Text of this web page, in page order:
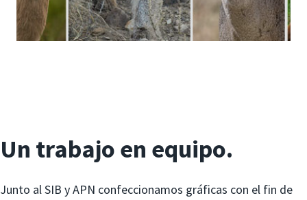
Un trabajo en equipo.
Junto al SIB y APN confeccionamos gráficas con el fin de